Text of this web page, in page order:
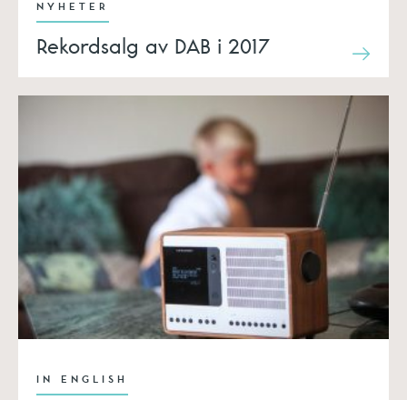
NYHETER
Rekordsalg av DAB i 2017
IN ENGLISH